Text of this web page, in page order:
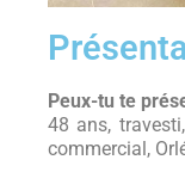
Peux-tu te
48 ans,
commercial,